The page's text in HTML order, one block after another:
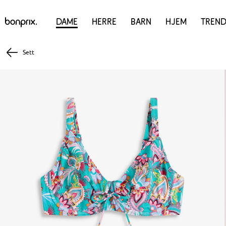
Dame Herre Barn Hjem
Sett